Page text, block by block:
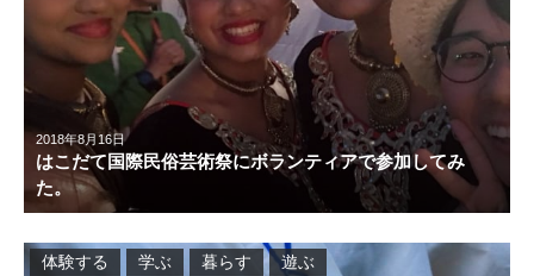
2018年8月16日
はこだて国際民俗芸術祭にボランティアで参加してみ
た。
体験する 学ぶ 暮らす 遊ぶ